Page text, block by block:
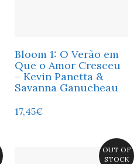
Bloom 1: O Verão em
Que o Amor Cresceu
– Kevin Panetta &
Savanna Ganucheau
17,45€
OUT OF
STOCK